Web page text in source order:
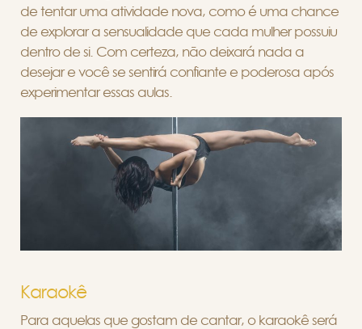
de tentar uma atividade nova, como é uma chance
de explorar a sensualidade que cada mulher possuiu
dentro de si. Com certeza, não deixará nada a
desejar e você se sentirá confiante e poderosa após
experimentar essas aulas.
Karaokê
Para aquelas que gostam de cantar, o karaokê será